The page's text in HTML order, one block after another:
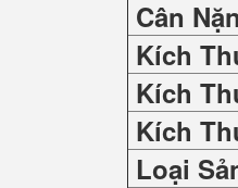
Cân
Kích
Kích
Kích
Loại